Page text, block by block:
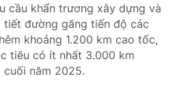
cầu khẩn trương xây dựng và
tiết đường găng tiến độ các
khoảng 1.200 km cao tốc,
tiêu có ít nhất 3.000 km
năm 2025.